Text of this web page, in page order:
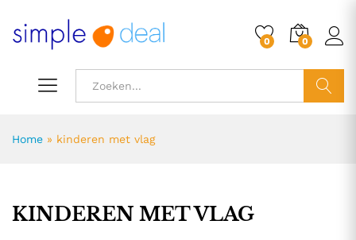
0 0
Home » kinderen met vlag
KINDEREN MET VLAG